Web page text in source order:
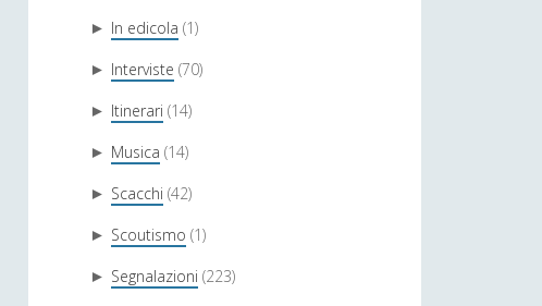
► In edicola (1)
► Interviste (70)
► Itinerari (14)
► Musica (14)
► Scacchi (42)
► Scoutismo (1)
► Segnalazioni (223)